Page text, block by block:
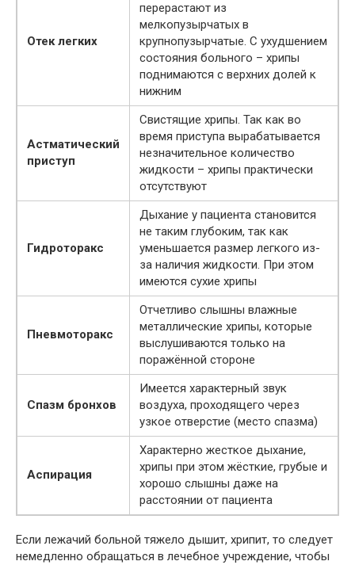
Отек легких
перерастают из
мелкопузырчатых в
крупнопузырчатые. С ухудшением
состояния больного – хрипы
поднимаются с верхних долей к
нижним
Астматический
приступ
Свистящие хрипы. Так как во
время приступа вырабатывается
незначительное количество
жидкости – хрипы практически
отсутствуют
Гидроторакс
Дыхание у пациента становится
не таким глубоким, так как
уменьшается размер легкого из-
за наличия жидкости. При этом
имеются сухие хрипы
Пневмоторакс
Отчетливо слышны влажные
металлические хрипы, которые
выслушиваются только на
поражённой стороне
Спазм бронхов
Имеется характерный звук
воздуха, проходящего через
узкое отверстие (место спазма)
Аспирация
Характерно жесткое дыхание,
хрипы при этом жёсткие, грубые и
хорошо слышны даже на
расстоянии от пациента
Если лежачий больной тяжело дышит, хрипит, то следует
немедленно обращаться в лечебное учреждение, чтобы